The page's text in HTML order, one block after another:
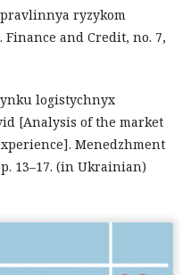
ryzykom
and Credit, no. 7,
logistychnyx
[Analysis of the market
Menedzhment
13–17. (in Ukrainian)